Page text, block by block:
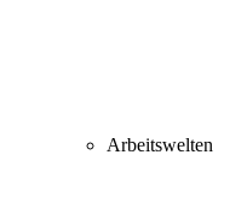
Arbeitswelten